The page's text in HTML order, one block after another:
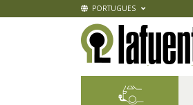
PORTUGUES